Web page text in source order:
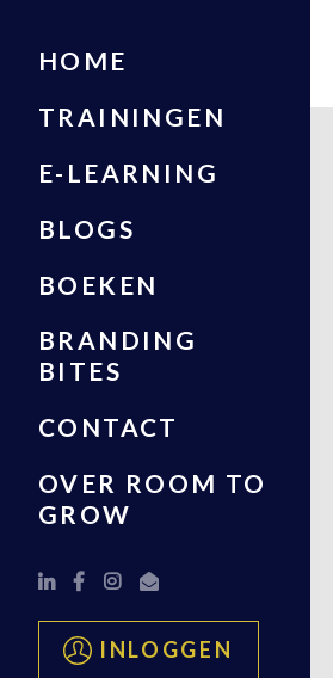
HOME
TRAININGEN
E-LEARNING
BLOGS
BOEKEN
BRANDING
BITES
CONTACT
OVER ROOM TO
GROW
INLOGGEN